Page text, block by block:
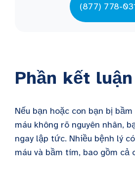
(877) 778-
Phần kết luận
Nếu bạn hoặc con bạn bị
máu không rõ nguyên nhân,
ngay lập tức. Nhiều bệnh lý
máu và bầm tím, bao gồm cả